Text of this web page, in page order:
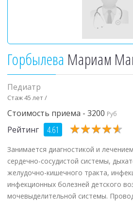
Горбылева Мариам
Педиатр
Стаж 45 лет /
Стоимость приема - 3200 Руб
Рейтинг 4.61 ★★★★★
★★★★★
Занимается диагностикой и
сердечно-сосудистой системы,
желудочно-кишечного тракта,
инфекционных болезней детского
мочевыделительной системы.